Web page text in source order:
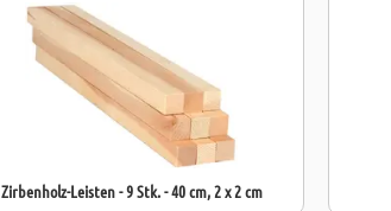
Zirbenholz-Leisten - 9 Stk. - 40 cm, 2 x 2 cm